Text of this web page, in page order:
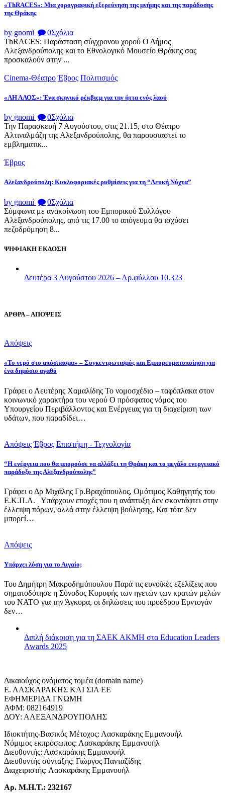
«ThRACES»: Μια χορογραφική εξερεύνηση της μνήμης και της παράδοσης
της Θράκης
by gnomi 0Σχόλια
ThRACES: Παράσταση σύγχρονου χορού Ο Δήμος
Αλεξανδρούπολης και το Εθνολογικό Μουσείο Θράκης σας
προσκαλούν στην ...
Cinema-Θέατρο Έβρος Πολιτισμός
«ΑΗ ΛΑΟΣ»: Ένα σκηνικό ρέκβιεμ για την ήττα ενός λαού
by gnomi 0Σχόλια
Την Παρασκευή 7 Αυγούστου, στις 21.15, στο Θέατρο
Αλτιναλμάζη της Αλεξανδρούπολης, θα παρουσιαστεί το
εμβληματικ...
Έβρος
Αλεξανδρούπολη: Κυκλοφοριακές ρυθμίσεις για τη “Λευκή Νύχτα”
by gnomi 0Σχόλια
Σύμφωνα με ανακοίνωση του Εμπορικού Συλλόγου
Αλεξανδρούπολης, από τις 17.00 το απόγευμα θα ισχύσει
πεζοδρόμηση 8...
ΨΗΦΙΑΚΗ ΕΚΔΟΣΗ
Δευτέρα 3 Αυγούστου 2026 – Αρ.φύλλου 10.323
ΑΡΘΡΑ – ΑΠΟΨΕΙΣ
Απόψεις
«Το νερό στο απόσπασμα» – Συγκεντρωτισμός και Εμπορευματοποίηση για
ένα δημόσιο αγαθό
Γράφει ο Λευτέρης Χαμαλίδης Το νομοσχέδιο – ταφόπλακα στον
κοινωνικό χαρακτήρα του νερού Ο πρόσφατος νόμος του
Υπουργείου Περιβάλλοντος και Ενέργειας για τη διαχείριση των
υδάτων, που παραδίδει…
Απόψεις Έβρος Επιστήμη - Τεχνολογία
“Η ενέργεια που θα μπορούσε να αλλάξει τη Θράκη και το μεγάλο ενεργειακό
παράδοξο της Αλεξανδρούπολης”
Γράφει ο Δρ Μιχάλης Γρ.Βραχόπουλος, Ομότιμος Καθηγητής του
Ε.Κ.Π.Α. Υπάρχουν εποχές που η ανάπτυξη δεν σκοντάφτει στην
έλλειψη πόρων, αλλά στην έλλειψη βούλησης. Και τότε δεν
μπορεί…
Απόψεις
Υπάρχει λύση για το Αιγαίο;
Του Δημήτρη Μακροδημόπουλου Παρά τις ευνοϊκές εξελίξεις που
σηματοδότησε η Σύνοδος Κορυφής των ηγετών των κρατών μελών
του ΝΑΤΟ για την Άγκυρα, οι δηλώσεις του προέδρου Ερντογάν
δεν…
Διπλή διάκριση για τη ΣΑΕΚ ΑΚΜΗ στα Education Leaders
Awards 2025
Δικαιούχος ονόματος τομέα (domain name)
Ε. ΛΑΣΚΑΡΑΚΗΣ ΚΑΙ ΣΙΑ ΕΕ
ΕΦΗΜΕΡΙΔΑ ΓΝΩΜΗ
ΑΦΜ: 082164919
ΔΟΥ: ΑΛΕΞΑΝΔΡΟΥΠΟΛΗΣ
Ιδιοκτήτης-Βασικός Μέτοχος: Λασκαράκης Εμμανουήλ
Νόμιμος εκπρόσωπος: Λασκαράκης Εμμανουήλ
Διευθυντής: Λασκαράκης Εμμανουήλ
Διευθυντής σύνταξης: Γιώργος Πανταζίδης
Διαχειριστής: Λασκαράκης Εμμανουήλ
Αρ. Μ.Η.Τ.: 232167